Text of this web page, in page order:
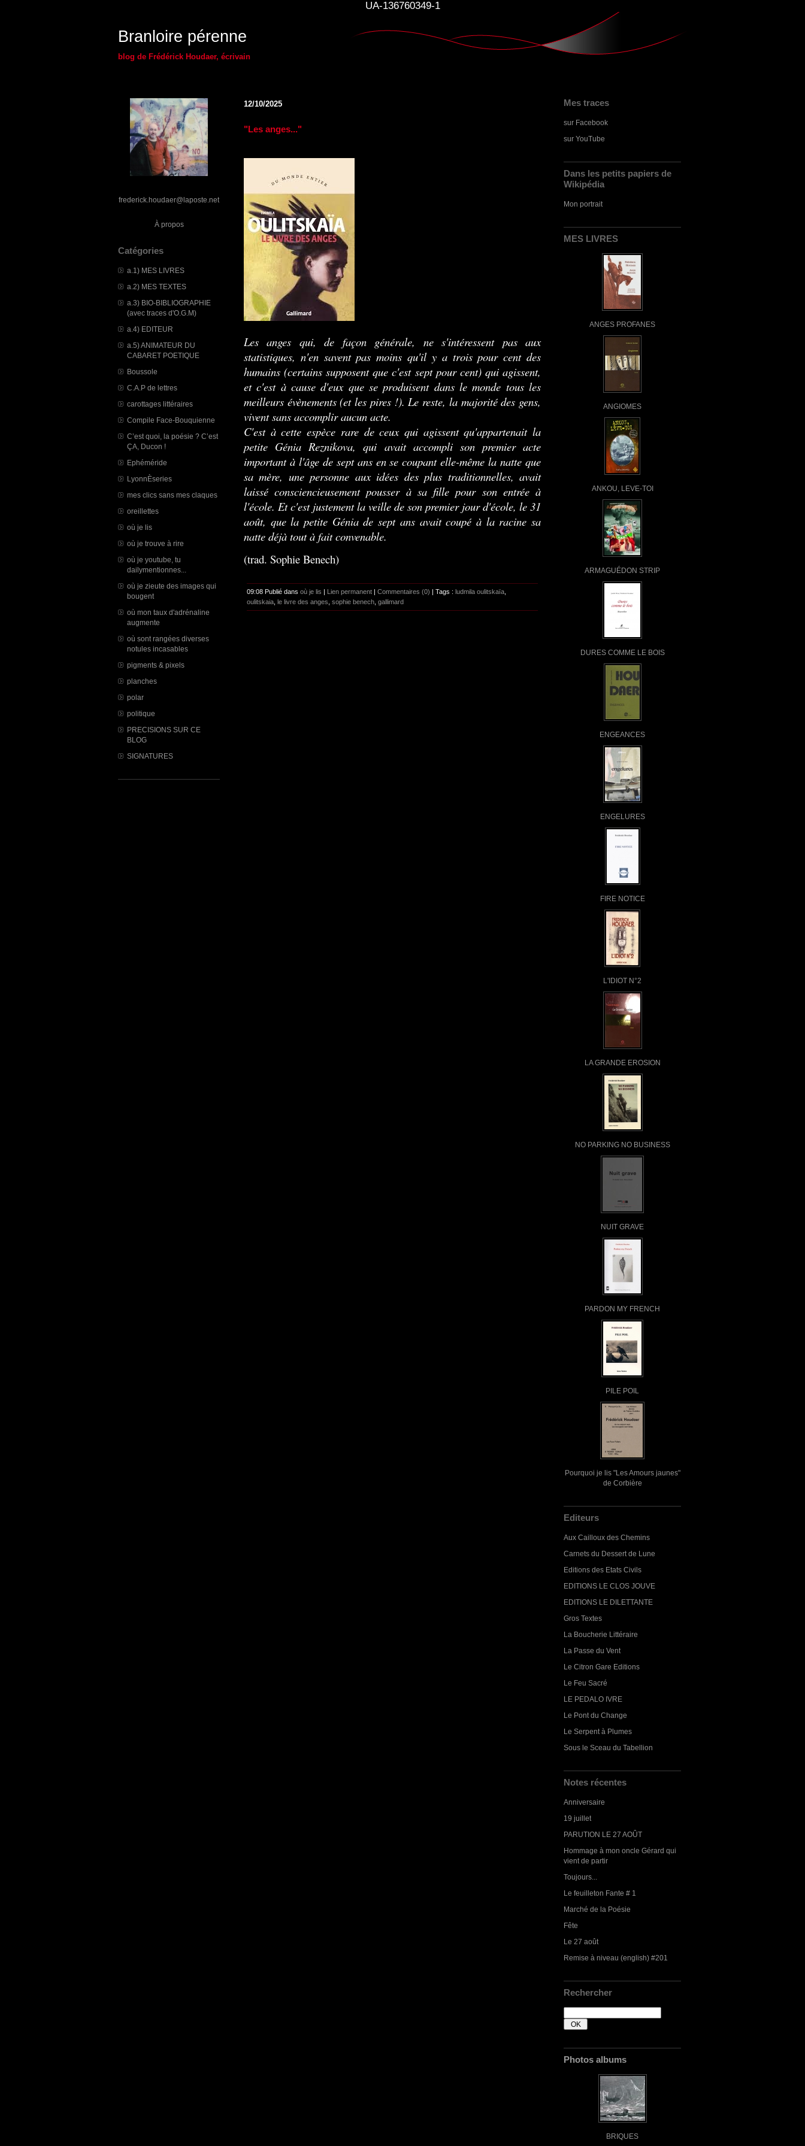
UA-136760349-1
Branloire pérenne
blog de Frédérick Houdaer, écrivain
frederick.houdaer@laposte.net
À propos
Catégories
a.1) MES LIVRES
a.2) MES TEXTES
a.3) BIO-BIBLIOGRAPHIE
(avec traces d'O.G.M)
a.4) EDITEUR
a.5) ANIMATEUR DU
CABARET POETIQUE
Boussole
C.A.P de lettres
carottages littéraires
Compile Face-Bouquienne
C’est quoi, la poésie ? C’est
ÇA, Ducon !
Ephéméride
LyonnÈseries
mes clics sans mes claques
oreillettes
où je lis
où je trouve à rire
où je youtube, tu
dailymentionnes...
où je zieute des images qui
bougent
où mon taux d'adrénaline
augmente
où sont rangées diverses
notules incasables
pigments & pixels
planches
polar
politique
PRECISIONS SUR CE
BLOG
SIGNATURES
Mes traces
sur Facebook
sur YouTube
Dans les petits papiers de
Wikipédia
Mon portrait
MES LIVRES
ANGES PROFANES
ANGIOMES
ANKOU, LEVE-TOI
ARMAGUÉDON STRIP
DURES COMME LE BOIS
ENGEANCES
ENGELURES
FIRE NOTICE
L'IDIOT N°2
LA GRANDE EROSION
NO PARKING NO BUSINESS
NUIT GRAVE
PARDON MY FRENCH
PILE POIL
Pourquoi je lis "Les Amours jaunes"
de Corbière
Editeurs
Aux Cailloux des Chemins
Carnets du Dessert de Lune
Editions des Etats Civils
EDITIONS LE CLOS JOUVE
EDITIONS LE DILETTANTE
Gros Textes
La Boucherie Littéraire
La Passe du Vent
Le Citron Gare Editions
Le Feu Sacré
LE PEDALO IVRE
Le Pont du Change
Le Serpent à Plumes
Sous le Sceau du Tabellion
Notes récentes
Anniversaire
19 juillet
PARUTION LE 27 AOÛT
Hommage à mon oncle Gérard qui
vient de partir
Toujours...
Le feuilleton Fante # 1
Marché de la Poésie
Fête
Le 27 août
Remise à niveau (english) #201
Rechercher
Photos albums
BRIQUES
12/10/2025
"Les anges..."
Les anges qui, de façon générale, ne s'intéressent pas aux
statistiques, n'en savent pas moins qu'il y a trois pour cent des
humains (certains supposent que c'est sept pour cent) qui agissent,
et c'est à cause d'eux que se produisent dans le monde tous les
meilleurs évènements (et les pires !). Le reste, la majorité des gens,
vivent sans accomplir aucun acte.
C'est à cette espèce rare de ceux qui agissent qu'appartenait la
petite Génia Reznikova, qui avait accompli son premier acte
important à l'âge de sept ans en se coupant elle-même la natte que
sa mère, une personne aux idées des plus traditionnelles, avait
laissé consciencieusement pousser à sa fille pour son entrée à
l'école. Et c'est justement la veille de son premier jour d'école, le 31
août, que la petite Génia de sept ans avait coupé à la racine sa
natte déjà tout à fait convenable.
(trad. Sophie Benech)
09:08 Publié dans où je lis Lien permanent Commentaires (0) | Tags : ludmila oulitskaïa,
oulitskaia, le livre des anges, sophie benech, gallimard